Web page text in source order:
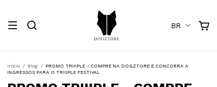
BR
Início / Blog /
PROMO TRIIIPLE - COMPRE NA DOGZTORE E CONCORRA A
INGRESSOS PARA O TRIIIPLE FESTIVAL